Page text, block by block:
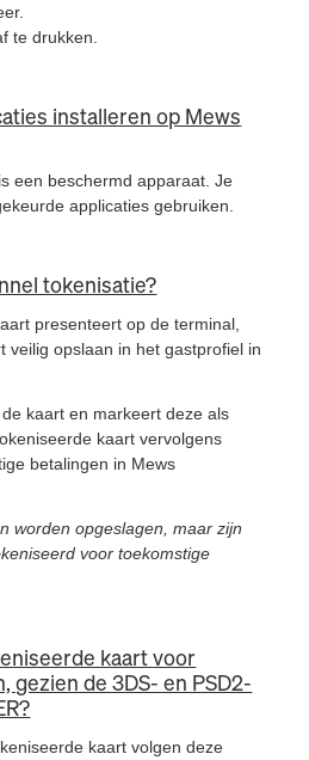
te drukken.
installeren op Mews
een beschermd apparaat. Je
applicaties gebruiken.
tokenisatie?
presenteert op de terminal,
veilig opslaan in het gastprofiel in
kaart en markeert deze als
kaart vervolgens
betalingen in Mews
worden opgeslagen, maar zijn
voor toekomstige
kaartvoor
gezien de 3DS- en PSD2-
kaart volgen deze